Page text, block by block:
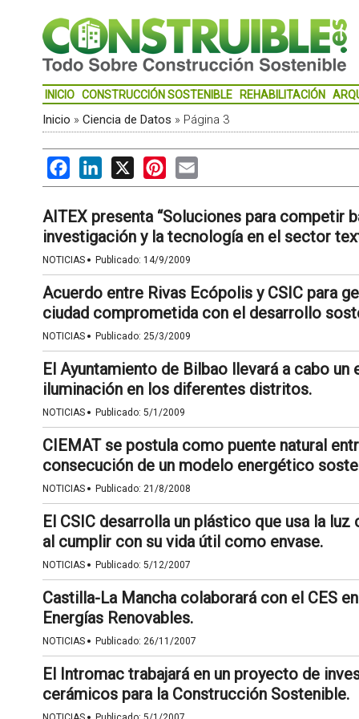
INICIO CONSTRUCCIÓN SOSTENIBLE REHABILITACIÓN
Inicio » Ciencia de Datos » Página 3
FacebookLinkedIn
X PinterestEmail
AITEX presenta “Soluciones para competir
investigación y la tecnología en el sector
NOTICIAS · Publicado: 14/9/2009
Acuerdo entre Rivas Ecópolis y CSIC para
ciudad comprometida con el desarrollo
NOTICIAS · Publicado: 25/3/2009
El Ayuntamiento de Bilbao llevará a cabo
iluminación en los diferentes distritos.
NOTICIAS · Publicado: 5/1/2009
CIEMAT se postula como puente natural
consecución de un modelo energético
NOTICIAS · Publicado: 21/8/2008
El CSIC desarrolla un plástico que usa la
al cumplir con su vida útil como envase.
NOTICIAS · Publicado: 5/12/2007
Castilla-La Mancha colaborará con el CES
Energías Renovables.
NOTICIAS · Publicado: 26/11/2007
El Intromac trabajará en un proyecto de
cerámicos para la Construcción Sostenible.